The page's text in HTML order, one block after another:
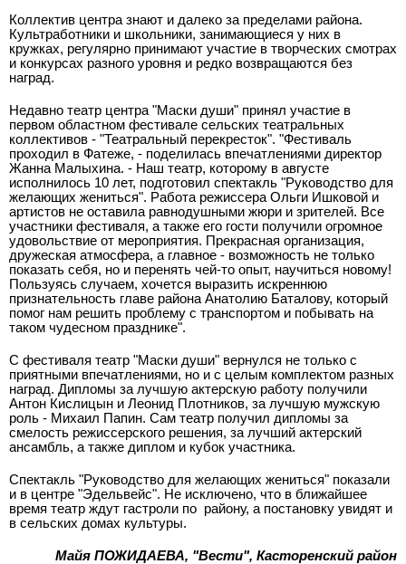
Коллектив центра знают и далеко за пределами района.
Культработники и школьники, занимающиеся у них в
кружках, регулярно принимают участие в творческих смотрах
и конкурсах разного уровня и редко возвращаются без
наград.
Недавно театр центра "Маски души" принял участие в
первом областном фестивале сельских театральных
коллективов - "Театральный перекресток". "Фестиваль
проходил в Фатеже, - поделилась впечатлениями директор
Жанна Малыхина. - Наш театр, которому в августе
исполнилось 10 лет, подготовил спектакль "Руководство для
желающих жениться". Работа режиссера Ольги Ишковой и
артистов не оставила равнодушными жюри и зрителей. Все
участники фестиваля, а также его гости получили огромное
удовольствие от мероприятия. Прекрасная организация,
дружеская атмосфера, а главное - возможность не только
показать себя, но и перенять чей-то опыт, научиться новому!
Пользуясь случаем, хочется выразить искреннюю
признательность главе района Анатолию Баталову, который
помог нам решить проблему с транспортом и побывать на
таком чудесном празднике".
С фестиваля театр "Маски души" вернулся не только с
приятными впечатлениями, но и с целым комплектом разных
наград. Дипломы за лучшую актерскую работу получили
Антон Кислицын и Леонид Плотников, за лучшую мужскую
роль - Михаил Папин. Сам театр получил дипломы за
смелость режиссерского решения, за лучший актерский
ансамбль, а также диплом и кубок участника.
Спектакль "Руководство для желающих жениться" показали
и в центре "Эдельвейс". Не исключено, что в ближайшее
время театр ждут гастроли по району, а постановку увидят и
в сельских домах культуры.
Майя ПОЖИДАЕВА, "Вести", Касторенский район